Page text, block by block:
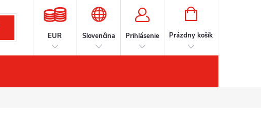
EUR Slovenčina Prihlásenie
NÁKUPNÝ
Prázdny košík